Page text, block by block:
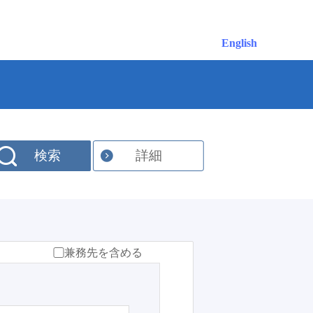
English
検索 詳細
兼務先を含める